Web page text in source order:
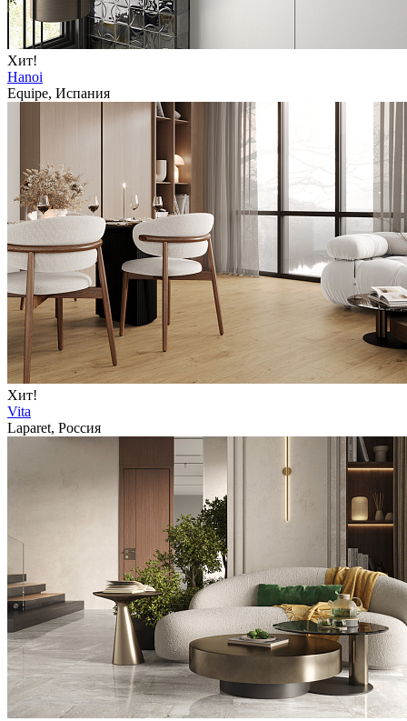
Хит!
Hanoi
Equipe, Испания
Хит!
Vita
Laparet, Россия